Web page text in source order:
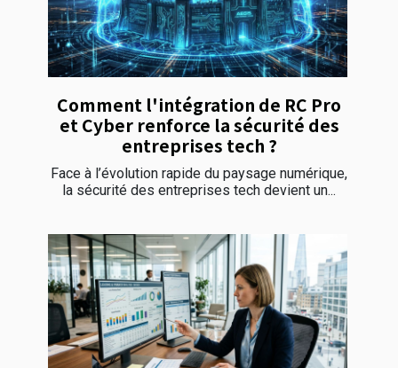
Comment l'intégration de RC Pro
et Cyber renforce la sécurité des
entreprises tech ?
Face à l’évolution rapide du paysage numérique,
la sécurité des entreprises tech devient un...